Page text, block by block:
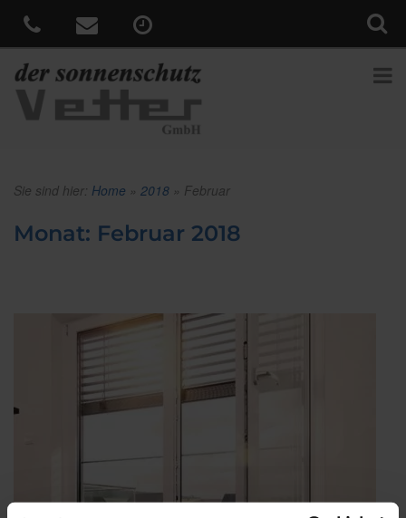
Sie sind hier: Home » 2018 » Februar
Monat: Februar 2018